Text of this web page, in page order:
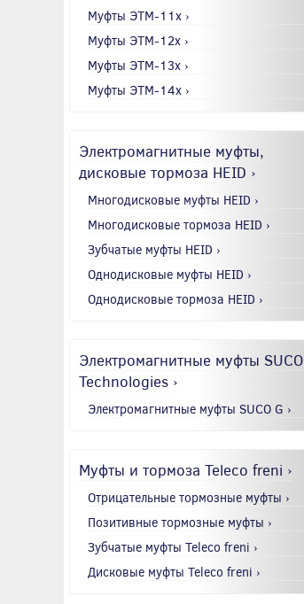
Муфты ЭТМ-11x ›
Муфты ЭТМ-12x ›
Муфты ЭТМ-13x ›
Муфты ЭТМ-14x ›
Электромагнитные муфты,
дисковые тормоза HEID ›
Многодисковые муфты HEID ›
Многодисковые тормоза HEID ›
Зубчатые муфты HEID ›
Однодисковые муфты HEID ›
Однодисковые тормоза HEID ›
Электромагнитные муфты SUCO
Technologies ›
Электромагнитные муфты SUCO G ›
Муфты и тормоза Teleco freni ›
Отрицательные тормозные муфты ›
Позитивные тормозные муфты ›
Зубчатые муфты Teleco freni ›
Дисковые муфты Teleco freni ›